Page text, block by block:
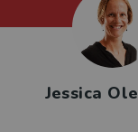
Jessica